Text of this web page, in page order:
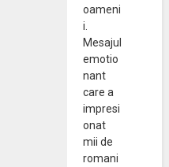
oameni
i.
Mesajul
emotio
nant
care a
impresi
onat
mii de
romani